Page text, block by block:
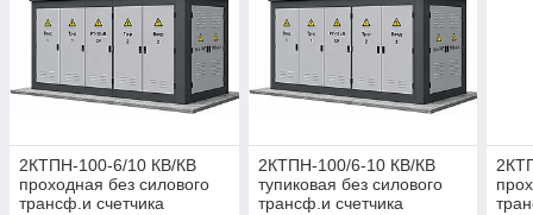
2КТПН-100-6/10 КВ/КВ
проходная без силового
трансф.и счетчика
2КТПН-100/6-10 КВ/КВ
тупиковая без силового
трансф.и счетчика